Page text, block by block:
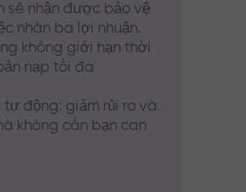
sẽ nhận được bảo vệ
nhân ba lợi nhuận.
không giới hạn thời
nạp tối đa
tự động: giảm rủi ro và
không cần bạn can